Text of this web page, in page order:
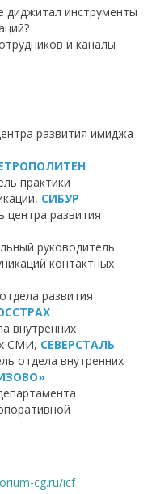
диджитал инструменты
и каналы
развития имиджа
практики
СИБУР
центра развития
руководитель
контактных
развития
внутренних
СМИ, СЕВЕРСТАЛЬ
отдела внутренних
cg.ru/icf